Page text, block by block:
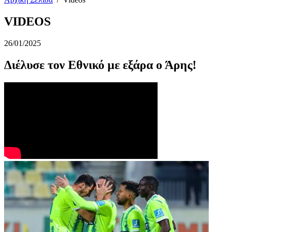
VIDEOS
26/01/2025
Διέλυσε τον Εθνικό με εξάρα ο Άρης!